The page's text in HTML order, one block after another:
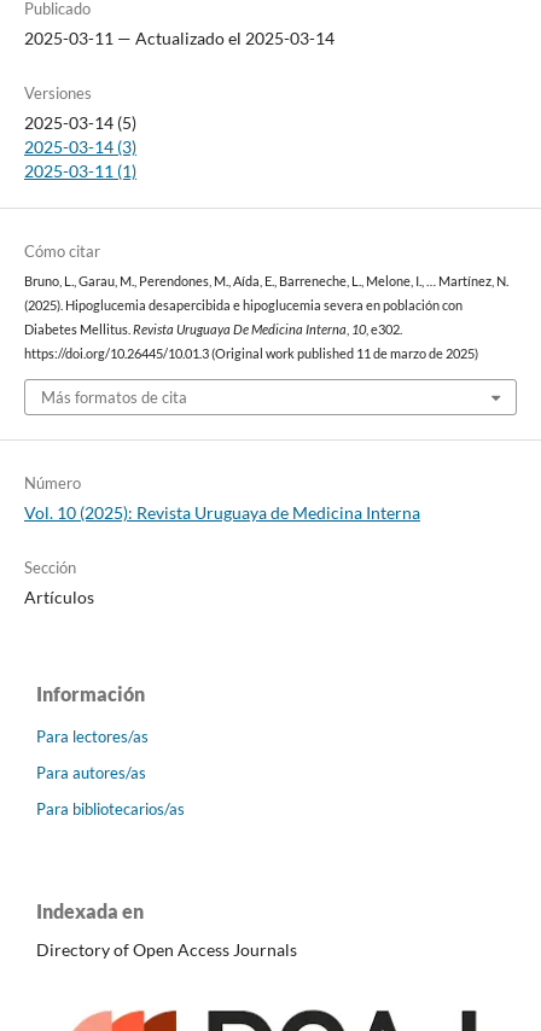
Publicado
2025-03-11 — Actualizado el 2025-03-14
Versiones
2025-03-14 (5)
2025-03-14 (3)
2025-03-11 (1)
Cómo citar
Bruno, L., Garau, M., Perendones, M., Aída, E., Barreneche, L., Melone, I., … Martínez, N.
(2025). Hipoglucemia desapercibida e hipoglucemia severa en población con
Diabetes Mellitus. Revista Uruguaya De Medicina Interna 10, e302.
https://doi.org/10.26445/10.01.3 (Original work published 11 de marzo de 2025)
Más formatos de cita
Número
Vol. 10 (2025): Revista Uruguaya de Medicina Interna
Sección
Artículos
Información
Para lectores/as
Para autores/as
Para bibliotecarios/as
Indexada en
Directory of Open Access Journals